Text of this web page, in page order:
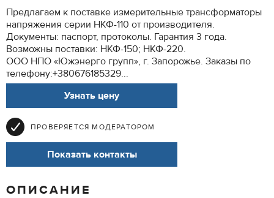
Предлагаем к поставке измерительные трансформаторы
напряжения серии НКФ-110 от производителя.
Документы: паспорт, протоколы. Гарантия 3 года.
Возможны поставки: НКФ-150; НКФ-220.
ООО НПО «Южэнерго групп», г. Запорожье. Заказы по
телефону:+380676185329...
Узнать цену
ПРОВЕРЯЕТСЯ МОДЕРАТОРОМ
Показать контакты
ОПИСАНИЕ